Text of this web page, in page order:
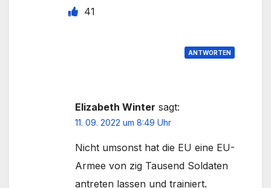
41
ANTWORTEN
Elizabeth Winter sagt:
11. 09. 2022 um 8:49 Uhr
Nicht umsonst hat die EU eine EU-
Armee von zig Tausend Soldaten
antreten lassen und trainiert.